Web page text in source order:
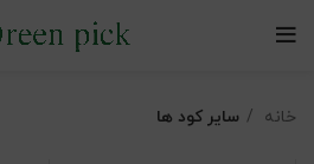
خانه سایر کود ها